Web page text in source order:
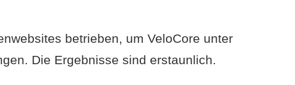
betrieben, um VeloCore unter
Die Ergebnisse sind erstaunlich.